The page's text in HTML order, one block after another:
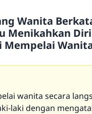
Wanita
Menikahkan
Mempelai
wanita secara
laki dengan